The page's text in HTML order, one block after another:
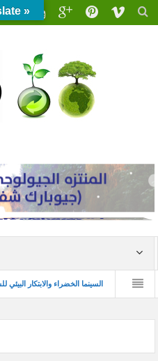
السينما الخضراء ظاهرة زواج القاصرات
»